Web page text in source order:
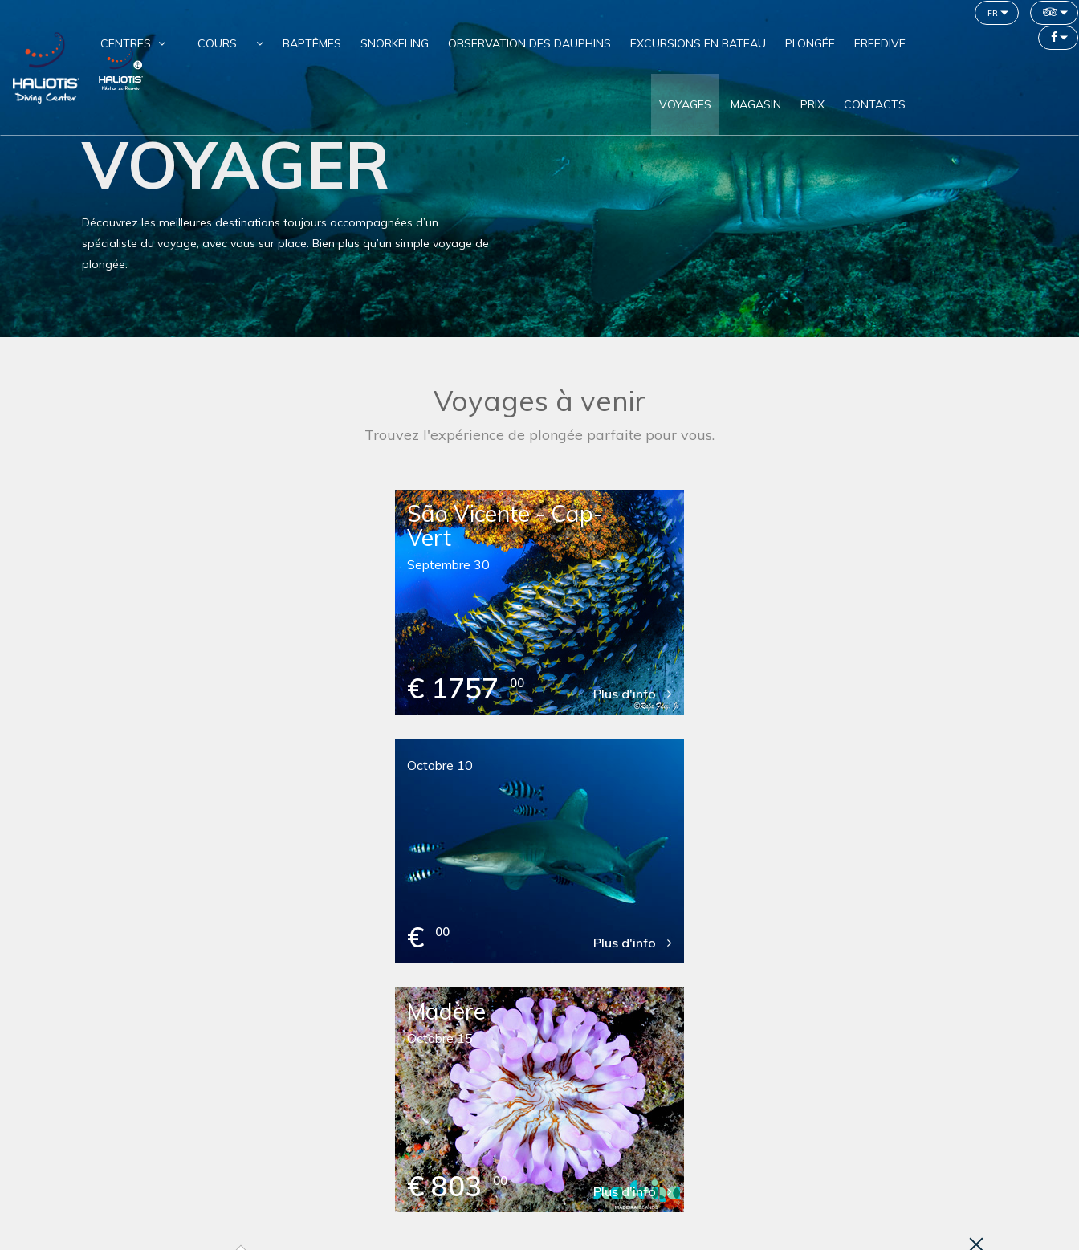
CENTRES COURS BAPTÊMES SNORKELING OBSERVATION DES DAUPHINS EXCURSIONS EN BATEAU PLONGÉE FREEDIVE
VOYAGES MAGASIN PRIX CONTACTS
fr
VOYAGER
Découvrez les meilleures destinations toujours accompagnées d’un
spécialiste du voyage, avec vous sur place. Bien plus qu’un simple voyage de
plongée.
Voyages à venir
Trouvez l'expérience de plongée parfaite pour vous.
São Vicente - Cap-
Vert
Septembre 30
€ 1757 00
Plus d'info
Octobre 10
€ 00
Plus d'info
Madère
Octobre 15
€ 803 00
Plus d'info